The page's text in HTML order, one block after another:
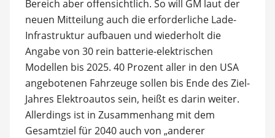
Bereich aber offensichtlich. So will GM laut der
neuen Mitteilung auch die erforderliche Lade-
Infrastruktur aufbauen und wiederholt die
Angabe von 30 rein batterie-elektrischen
Modellen bis 2025. 40 Prozent aller in den USA
angebotenen Fahrzeuge sollen bis Ende des Ziel-
Jahres Elektroautos sein, heißt es darin weiter.
Allerdings ist in Zusammenhang mit dem
Gesamtziel für 2040 auch von „anderer